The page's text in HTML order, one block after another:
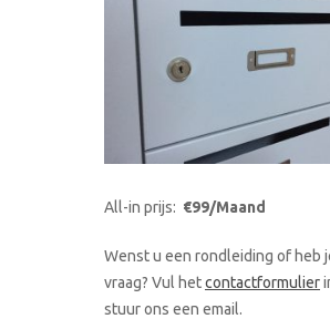
All-in prijs: €99/Maand
Wenst u een rondleiding of heb
vraag? Vul hetcontactformulier
stuur ons een email.